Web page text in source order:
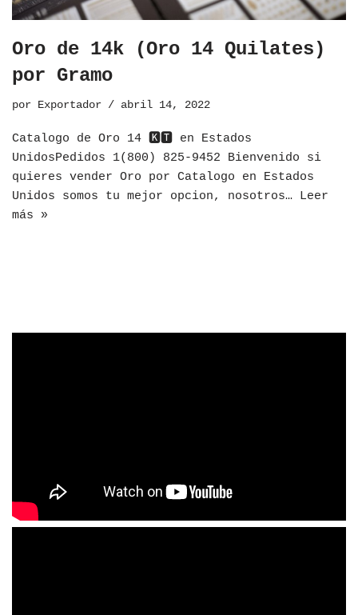
Oro de 14k (Oro 14 Quilates)
por Gramo
por Exportador abril 14, 2022
Catalogo de Oro 14 🅺🆃 en Estados
UnidosPedidos 1(800) 825-9452 Bienvenido si
quieres vender Oro por Catalogo en Estados
Unidos somos tu mejor opcion, nosotros… Leer
más »